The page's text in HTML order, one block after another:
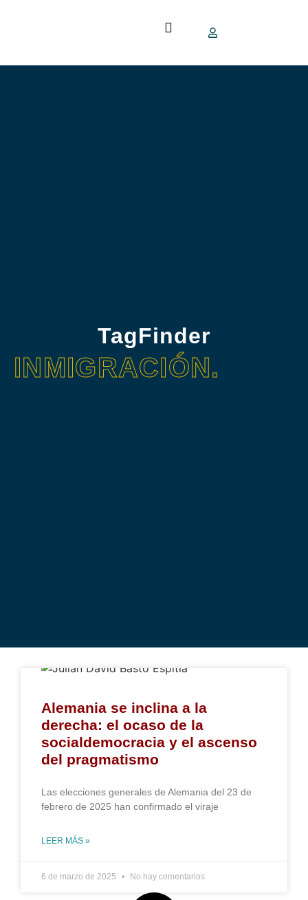
INMIGRACIÓN.
TagFinder
Alemania se inclina a la
derecha: el ocaso de la
socialdemocracia y el ascenso
del pragmatismo
Las elecciones generales de Alemania del 23 de
febrero de 2025 han confirmado el viraje
LEER MÁS »
6 de marzo de 2025 No hay comentarios